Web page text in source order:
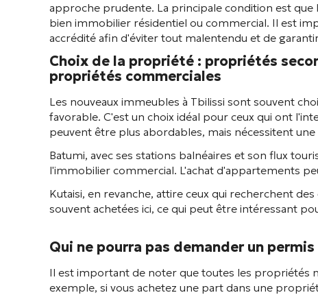
approche prudente. La principale condition est
bien immobilier résidentiel ou commercial. Il est
accrédité afin d'éviter tout malentendu et de
Choix de la propriété : propriétés
propriétés commerciales
Les nouveaux immeubles à Tbilissi sont souvent
favorable. C'est un choix idéal pour ceux qui ont
peuvent être plus abordables, mais nécessitent
Batumi, avec ses stations balnéaires et son flux
l'immobilier commercial. L'achat d'appartements
Kutaisi, en revanche, attire ceux qui recherchent
souvent achetées ici, ce qui peut être intéressant
Qui ne pourra pas demander un
Il est important de noter que toutes les propriétés
exemple, si vous achetez une part dans une